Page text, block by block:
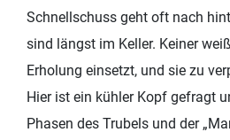
Schnellschuss geht oft nach
sind längst im Keller. Keiner
Erholung einsetzt, und sie zu
Hier ist ein kühler Kopf gefragt
Phasen des Trubels und der